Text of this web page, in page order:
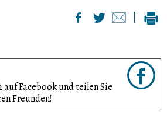
auf Facebook und teilen Sie
Freunden!